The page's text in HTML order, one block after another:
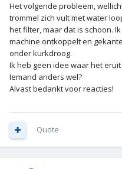
Het volgende probleem,
trommel zich vult met water
het filter, maar dat is schoon.
machine ontkoppelt en
onder kurkdroog.
Ik heb geen idee waar het eruit
Iemand anders wel?
Alvast bedankt voor reacties!
Quote